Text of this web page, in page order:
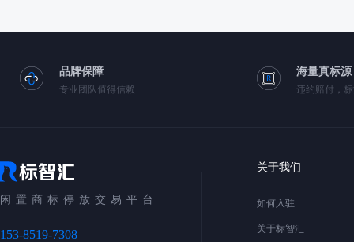
品牌保障
专业团队值得信赖
海量真标源
违约赔付，
闲置商标停放交易平台
153-8519-7308
关于我们
如何入驻
关于标智汇